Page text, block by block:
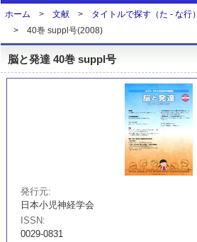
ホーム 文献 タイトルで探す（た - な行）
40巻 suppl号(2008)
脳と発達 40巻 suppl号
発行元
日本小児神経学会
ISSN
0029-0831